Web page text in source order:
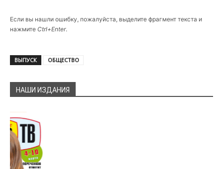
Если вы нашли ошибку, пожалуйста, выделите фрагмент текста и
нажмите Ctrl+Enter.
ВЫПУСК ОБЩЕСТВО
НАШИ ИЗДАНИЯ